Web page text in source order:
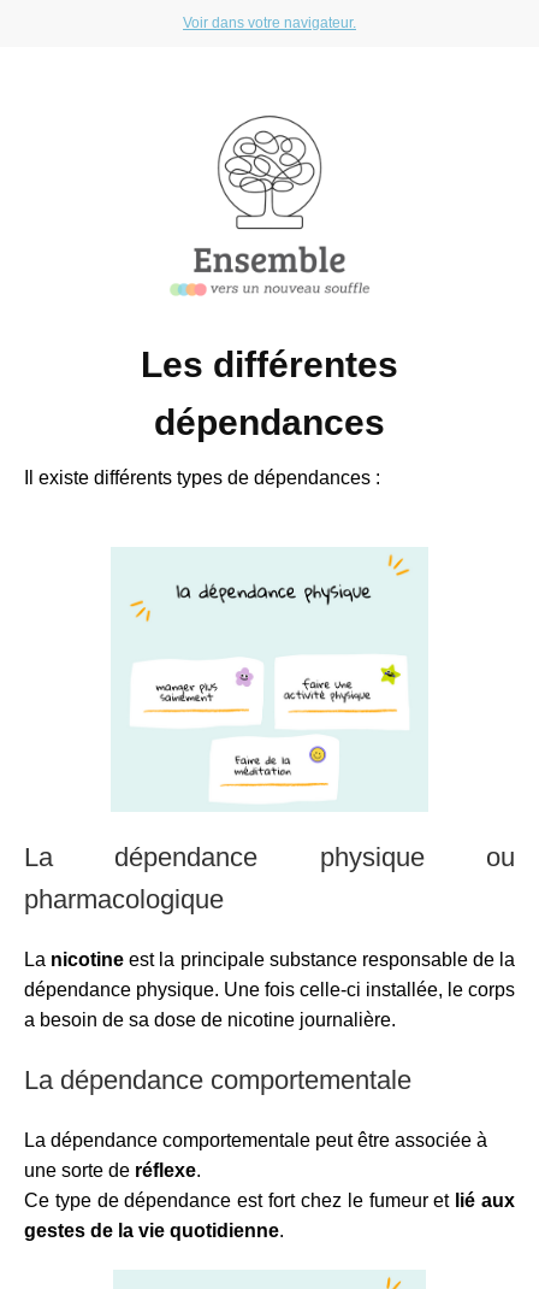
Voir dans votre navigateur.
Les différentes
dépendances
Il existe différents types de dépendances :
La dépendance physique ou
pharmacologique
La nicotine est la principale substance responsable de la
dépendance physique. Une fois celle-ci installée, le corps
a besoin de sa dose de nicotine journalière.
La dépendance comportementale
La dépendance comportementale peut être associée à
une sorte de réflexe.
Ce type de dépendance est fort chez le fumeur et lié aux
gestes de la vie quotidienne.